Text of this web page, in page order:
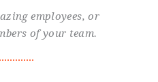
employees, or
of your team.